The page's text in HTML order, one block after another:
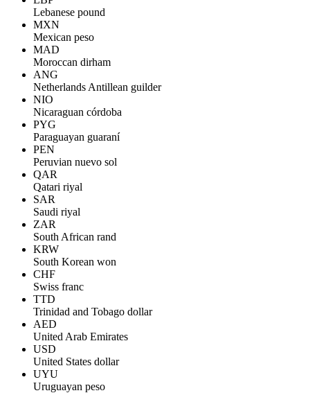
Lebanese pound
MXN
Mexican peso
MAD
Moroccan dirham
ANG
Netherlands Antillean guilder
NIO
Nicaraguan córdoba
PYG
Paraguayan guaraní
PEN
Peruvian nuevo sol
QAR
Qatari riyal
SAR
Saudi riyal
ZAR
South African rand
KRW
South Korean won
CHF
Swiss franc
TTD
Trinidad and Tobago dollar
AED
United Arab Emirates
USD
United States dollar
UYU
Uruguayan peso